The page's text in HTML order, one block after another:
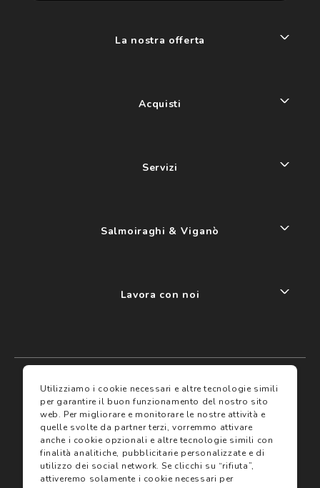
I miei preferiti
Assicurazioni
Servizi
La nostra offerta
Acquisti
Servizi
Salmoiraghi & Viganò
Lavora con noi
Termini e condizioni
Termini di vendita
Avvertenze e informazioni di sicurezza sui prodotti
Utilizziamo i cookie necessari e altre tecnologie simili
per garantire il buon funzionamento del nostro sito
web. Per migliorare e monitorare le nostre attività e
quelle svolte da partner terzi, vorremmo attivare
anche i cookie opzionali e altre tecnologie simili con
finalità analitiche, pubblicitarie personalizzate e di
utilizzo dei social network. Se clicchi su “rifiuta”,
attiveremo solamente i cookie necessari per